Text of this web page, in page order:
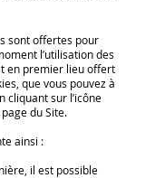
sont offertes pour
l’utilisation des
en premier lieu offert
que vous pouvez à
cliquant sur l’icône
du Site.
ainsi :
il est possible